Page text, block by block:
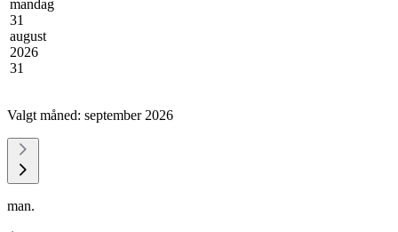
mandag
31
august
2026
31
Valgt måned: september 2026
man.